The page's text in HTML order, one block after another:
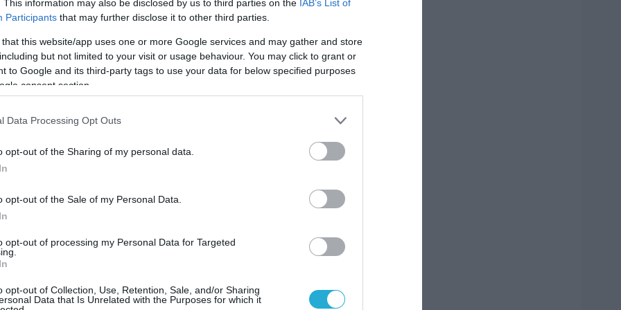
This information may also be disclosed by us to third parties on the IAB’s List of
Participants that may further disclose it to other third parties.
that this website/app uses one or more Google services and may gather and store
but not limited to your visit or usage behaviour. You may click to grant or
to Google and its third-party tags to use your data for below specified purposes
consent section.
Data Processing Opt Outs
opt-out of the Sharing of my personal data.
opt-out of the Sale of my Personal Data.
opt-out of processing my Personal Data for Targeted
opt-out of Collection, Use, Retention, Sale, and/or Sharing
Data that Is Unrelated with the Purposes for which it
of British Columbia και την Ιατρική Σχολή του
των θεραπειών σε όσους